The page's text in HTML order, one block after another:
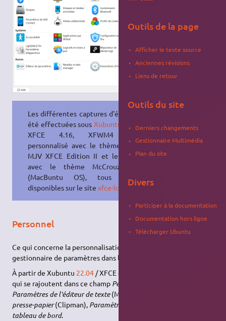
Les différentes captures d'écran ont
été effectuées sousXubuntu 22.04
XFCE 4.16, XFWM4 étant
personnalisé avec le thème MC-OS
MJV XFCE Edition II et les icônes
avec le thème McCrouz iCons
(MacBuntu OS), tous les 2
disponibles sur le site xfce-look.org.
Personnel
Ce qui concerne la personnalisation de
gestionnaire de paramètres dans le champ
À partir de Xubuntu 22.04 / XFCE 4.16, il y a quelques éléments
qui se rajoutent dans ce champ Personnel
Paramètres de l'éditeur de texte(Mousepad),
presse-papier(Clipman), Paramètres du terminal XFCE
tableau de bord.
Outils de la page
Afficher le texte source
Anciennes révisions
Liens de retour
Outils du site
Derniers changements
Gestionnaire Multimédia
Plan du site
Divers
Participer à la documentation
Documentation hors ligne
Télécharger Ubuntu